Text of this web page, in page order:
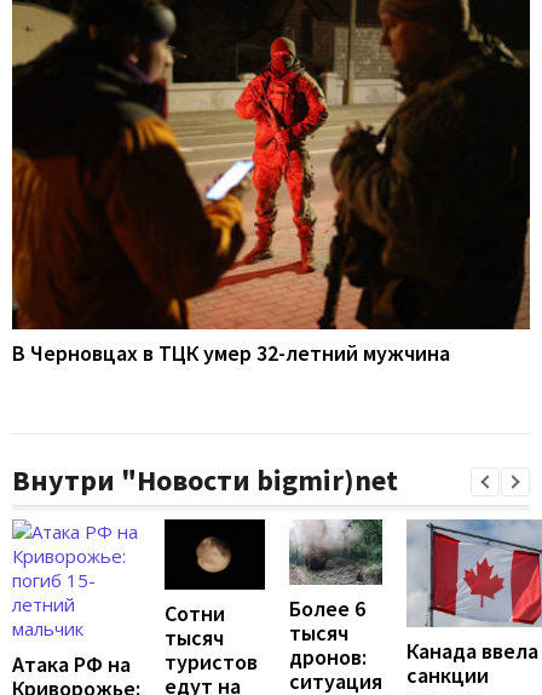
В Черновцах в ТЦК умер 32-летний мужчина
Внутри "Новости bigmir)net
Атака РФ на
Криворожье:
Сотни
тысяч
туристов
едут на
Более 6
тысяч
дронов:
ситуация
Канада ввела
санкции